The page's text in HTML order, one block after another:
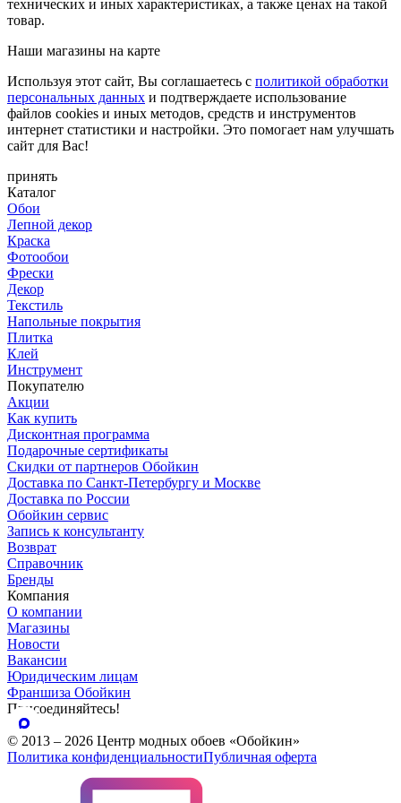
технических и иных характеристиках, а также ценах на такой
товар.
Наши магазины на карте
Используя этот сайт, Вы соглашаетесь с политикой обработки
персональных данных и подтверждаете использование
файлов cookies и иных методов, средств и инструментов
интернет статистики и настройки. Это помогает нам улучшать
сайт для Вас!
принять
Каталог
Обои
Лепной декор
Краска
Фотообои
Фрески
Декор
Текстиль
Напольные покрытия
Плитка
Клей
Инструмент
Покупателю
Акции
Как купить
Дисконтная программа
Подарочные сертификаты
Скидки от партнеров Обойкин
Доставка по Санкт-Петербургу и Москве
Доставка по России
Обойкин сервис
Запись к консультанту
Возврат
Справочник
Бренды
Компания
О компании
Магазины
Новости
Вакансии
Юридическим лицам
Франшиза Обойкин
Присоединяйтесь!
© 2013 – 2026 Центр модных обоев «Обойкин»
Политика конфиденциальностиПубличная оферта